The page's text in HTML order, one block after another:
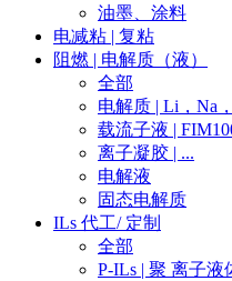
油墨、涂料
电减粘 | 复粘
阻燃 | 电解质（液）
全部
电解质 | Li，Na
载流子液 |
离子凝胶 | ...
电解液
固态电解质
ILs 代工/ 定制
全部
P-ILs | 聚 离子液